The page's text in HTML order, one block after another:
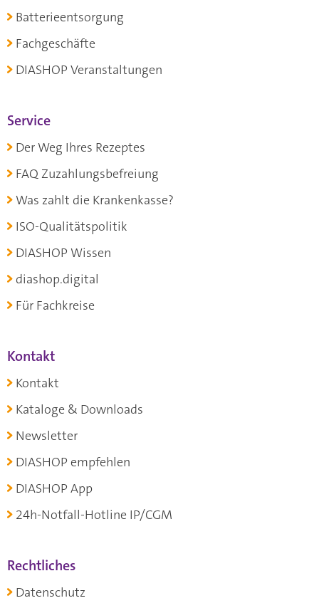
Batterieentsorgung
Fachgeschäfte
DIASHOP Veranstaltungen
Service
Der Weg Ihres Rezeptes
FAQ Zuzahlungsbefreiung
Was zahlt die Krankenkasse?
ISO-Qualitätspolitik
DIASHOP Wissen
diashop.digital
Für Fachkreise
Kontakt
Kontakt
Kataloge & Downloads
Newsletter
DIASHOP empfehlen
DIASHOP App
24h-Notfall-Hotline IP/CGM
Rechtliches
Datenschutz